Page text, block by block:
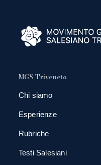
MGS Triveneto
Chi siamo
Esperienze
Rubriche
Testi Salesiani